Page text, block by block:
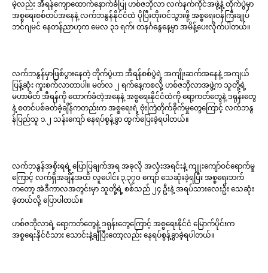
မဲ့လည်း အီရန်ကျောထောက်နောက်ခံပြု ဟစ်ဇဘိုလာ လက်နက်ကိုင်အဖွဲ့နဲ့ တိုက်ပွဲမှာ
အစ္စရေးစစ်တပ်အနေနဲ့ လက်ဘနွန်နိုင်ငံထဲ ပိုပြီးတိုးဝင်သွားဖို့ အစ္စရေးဝန်ကြီးချုပ်
ဘင်ဂျမင် နေတန်ညာဟုက မေလ ၃၁ ရက်၊ တနင်္ဂနွေနေ့မှာ အမိန့်ပေးလိုက်ပါတယ်။
လက်ဘနွန်မှာဖြစ်ပွားနေတဲ့ တိုက်ပွဲဟာ အီရန်စစ်ပွဲရဲ့ အကျိုးဆက်အနေနဲ့ အကျယ်
ပြန့်ဆုံး ကူးစက်လာတာပါ။ မတ်လ ၂ ရက်နေ့ကစလို့ ဟစ်ဇဘိုလာအဖွဲ့က သူတို့ရဲ့
မဟာမိတ် အီရန်ကို ထောက်ခံတဲ့အနေနဲ့ အစ္စရေးနိုင်ငံထဲကို ရော့ကတ်တွေနဲ့ ဒရုန်းတွေ
နဲ့ စတင်ပစ်ခတ်ခဲ့ချိန်ကတည်းက အစ္စရေးရဲ့ ဗုံးကြဲတိုက်ခိုက်မှုတွေကြောင့် လက်ဘနွ
န်ပြည်သူ ၁.၂ သန်းကျော် နေရပ်စွန့်ခွာ ထွက်ပြေးခဲ့ရပါတယ်။
လက်ဘနွန်အစိုးရရဲ့ ပြောပြချက်အရ အခုလို အလုံးအရင်းနဲ့ ကျူးကျော်ဝင်ရောက်မှု
ကြောင့် လက်ရှိအချိန်အထိ လူပေါင်း ၃,၃၇၀ ကျော် သေဆုံးခဲ့ရပြီး အစ္စရေးဘက်
ကတော့ အဲဒီကာလအတွင်းမှာ သူတို့ရဲ့ စစ်သည် ၂၄ ဦးနဲ့ အရပ်သားလေးဦး သေဆုံး
ခဲ့တယ်လို့ ပြောပါတယ်။
ဟစ်ဇဘိုလာရဲ့ ရော့ကတ်တွေနဲ့ ဒရုန်းတွေကြောင့် အစ္စရေးနိုင်ငံ မြောက်ပိုင်းက
အစ္စရေးနိုင်ငံသား သောင်းနဲ့ချီပြီးတော့လည်း နေရပ်စွန့်ခွာခဲ့ရပါတယ်။